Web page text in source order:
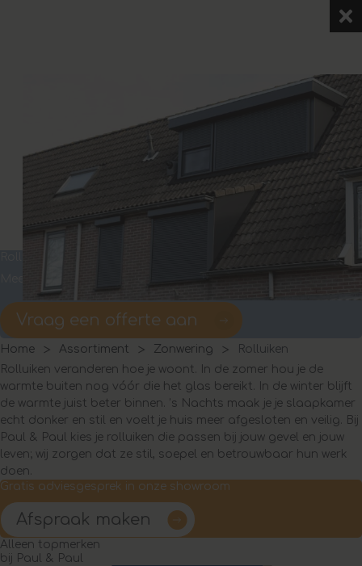
Vraag een offerte aan
Home Assortiment Zonwering
Rolluiken
Rolluiken veranderen hoe je woont. In de zomer hou je de
warmte buiten nog vóór die het glas bereikt. In de winter blijft
de warmte juist beter binnen. ’s Nachts maak je je slaapkamer
echt donker en stil en voelt je huis meer afgesloten en veilig. Bij
Paul & Paul kies je rolluiken die passen bij jouw gevel en jouw
leven; wij zorgen dat ze stil, soepel en betrouwbaar hun werk
doen.
Gratis adviesgesprek in onze showroom
Afspraak maken
Alleen topmerken
bij Paul & Paul